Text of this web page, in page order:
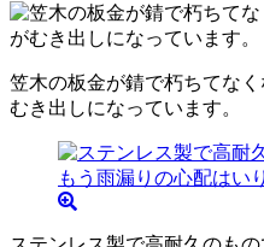
笠木の板金が錆で朽ちてな
むき出しになっています。